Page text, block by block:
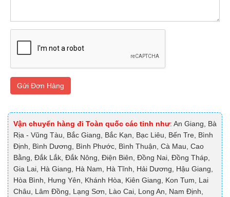
Gửi Đơn Hàng
Vận chuyển hàng đi Toàn quốc các tỉnh như: An Giang, Bà
Rịa - Vũng Tàu, Bắc Giang, Bắc Kạn, Bạc Liêu, Bến Tre, Bình
Định, Bình Dương, Bình Phước, Bình Thuận, Cà Mau, Cao
Bằng, Đắk Lắk, Đắk Nông, Điện Biên, Đồng Nai, Đồng Tháp,
Gia Lai, Hà Giang, Hà Nam, Hà Tĩnh, Hải Dương, Hậu Giang,
Hòa Bình, Hưng Yên, Khánh Hòa, Kiên Giang, Kon Tum, Lai
Châu, Lâm Đồng, Lạng Sơn, Lào Cai, Long An, Nam Định,